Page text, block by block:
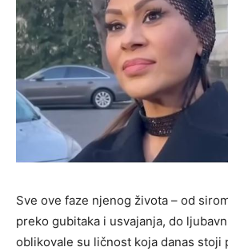
Sve ove faze njenog života – od
preko gubitaka i usvajanja, do
oblikovale su ličnost koja danas stoji